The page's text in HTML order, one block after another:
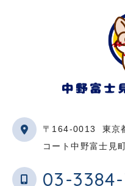
〒164-0013
東京
コート中野富士見
03-